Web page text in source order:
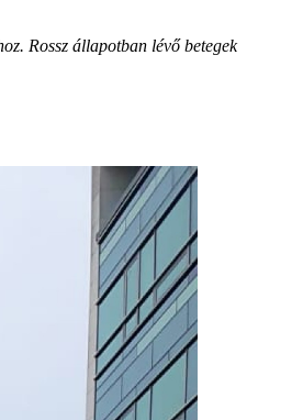
Rossz állapotban lévő betegek